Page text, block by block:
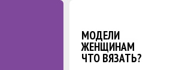
МОДЕЛИ
ЖЕНЩИНАМ
ЧТО ВЯЗАТЬ?